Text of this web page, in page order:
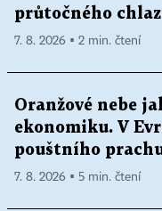
průtočného
7. 8. 2026 ▪ 2 min. čtení
Oranžové nebe
ekonomiku. V
pouštního
7. 8. 2026 ▪ 5 min. čtení